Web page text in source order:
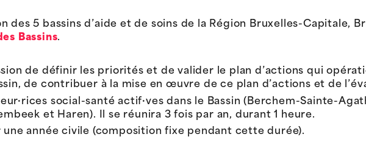
des 5 bassins d’aide et de soins de la Région Bruxelles-Capitale,
Bassins.
de définir les priorités et de valider le plan d’actions qui
de contribuer à la mise en œuvre de ce plan d’actions et de
social-santé actif·ves dans le Bassin (Berchem-Sainte-
et Haren). Il se réunira 3 fois par an, durant 1 heure.
année civile (composition fixe pendant cette durée).